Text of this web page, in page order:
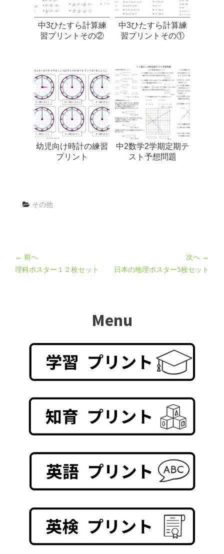
中3ひたすら計算練
習プリントその②
中3ひたすら計算練
習プリントその①
幼児向け時計の練習
プリント
中2数学2学期定期テ
スト予想問題
その他
← 前へ
理科ポスター１２枚セット
次へ →
日本の地理ポスター5枚セット
Menu